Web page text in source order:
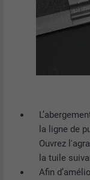
la ligne de
Ouvrez
la tuile
Afin